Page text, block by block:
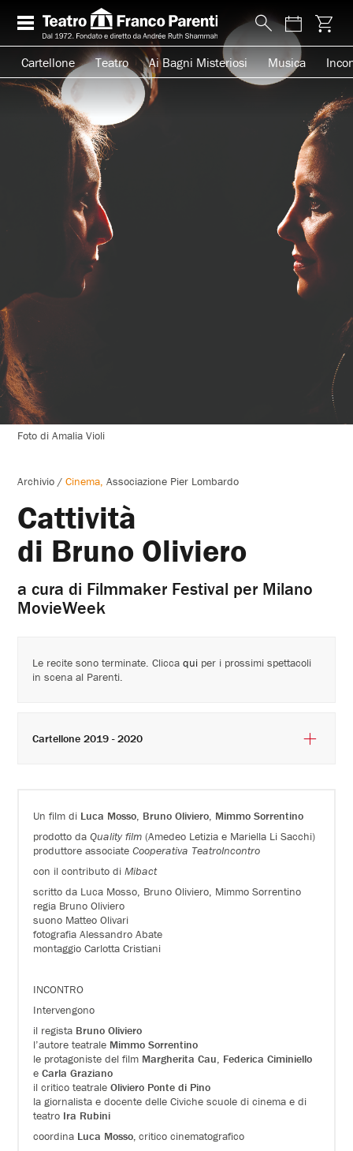
Cartellone Teatro Ai Bagni Misteriosi Musica
Foto di Amalia Violi
Archivio /Cinema Associazione Pier Lombardo
Cattività
di Bruno Oliviero
a cura di Filmmaker Festival per Milano
MovieWeek
Un film di Luca Mosso Bruno Oliviero Mimmo Sorrentino
prodotto daQuality film (Amedeo Letizia e Mariella Li Sacchi)
produttore associateCooperativa TeatroIncontro
con il contributo diMibact
scritto da Luca Mosso, Bruno Oliviero, Mimmo Sorrentino
regia Bruno Oliviero
suono Matteo Olivari
fotografia Alessandro Abate
montaggio Carlotta Cristiani
INCONTRO
Intervengono
il regista Bruno Oliviero
l’autore teatrale Mimmo Sorrentino
le protagoniste del film Margherita Cau Federica Ciminiello
eCarla Graziano
il critico teatraleOliviero Ponte di Pino
la giornalista e docente delle Civiche scuole di cinema e di
teatro Ira Rubini
coordina Luca Mosso,critico cinematografico
Le recite sono terminate. Cliccaqui per i prossimi spettacoli
in scena al Parenti.
Cartellone 2019 - 2020